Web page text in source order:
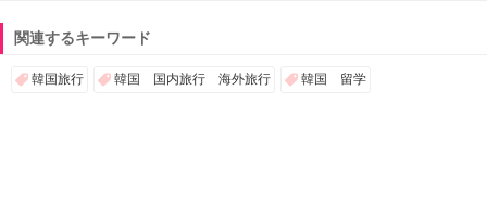
関連するキーワード
韓国旅行 韓国 国内旅行 海外旅行 韓国 留学